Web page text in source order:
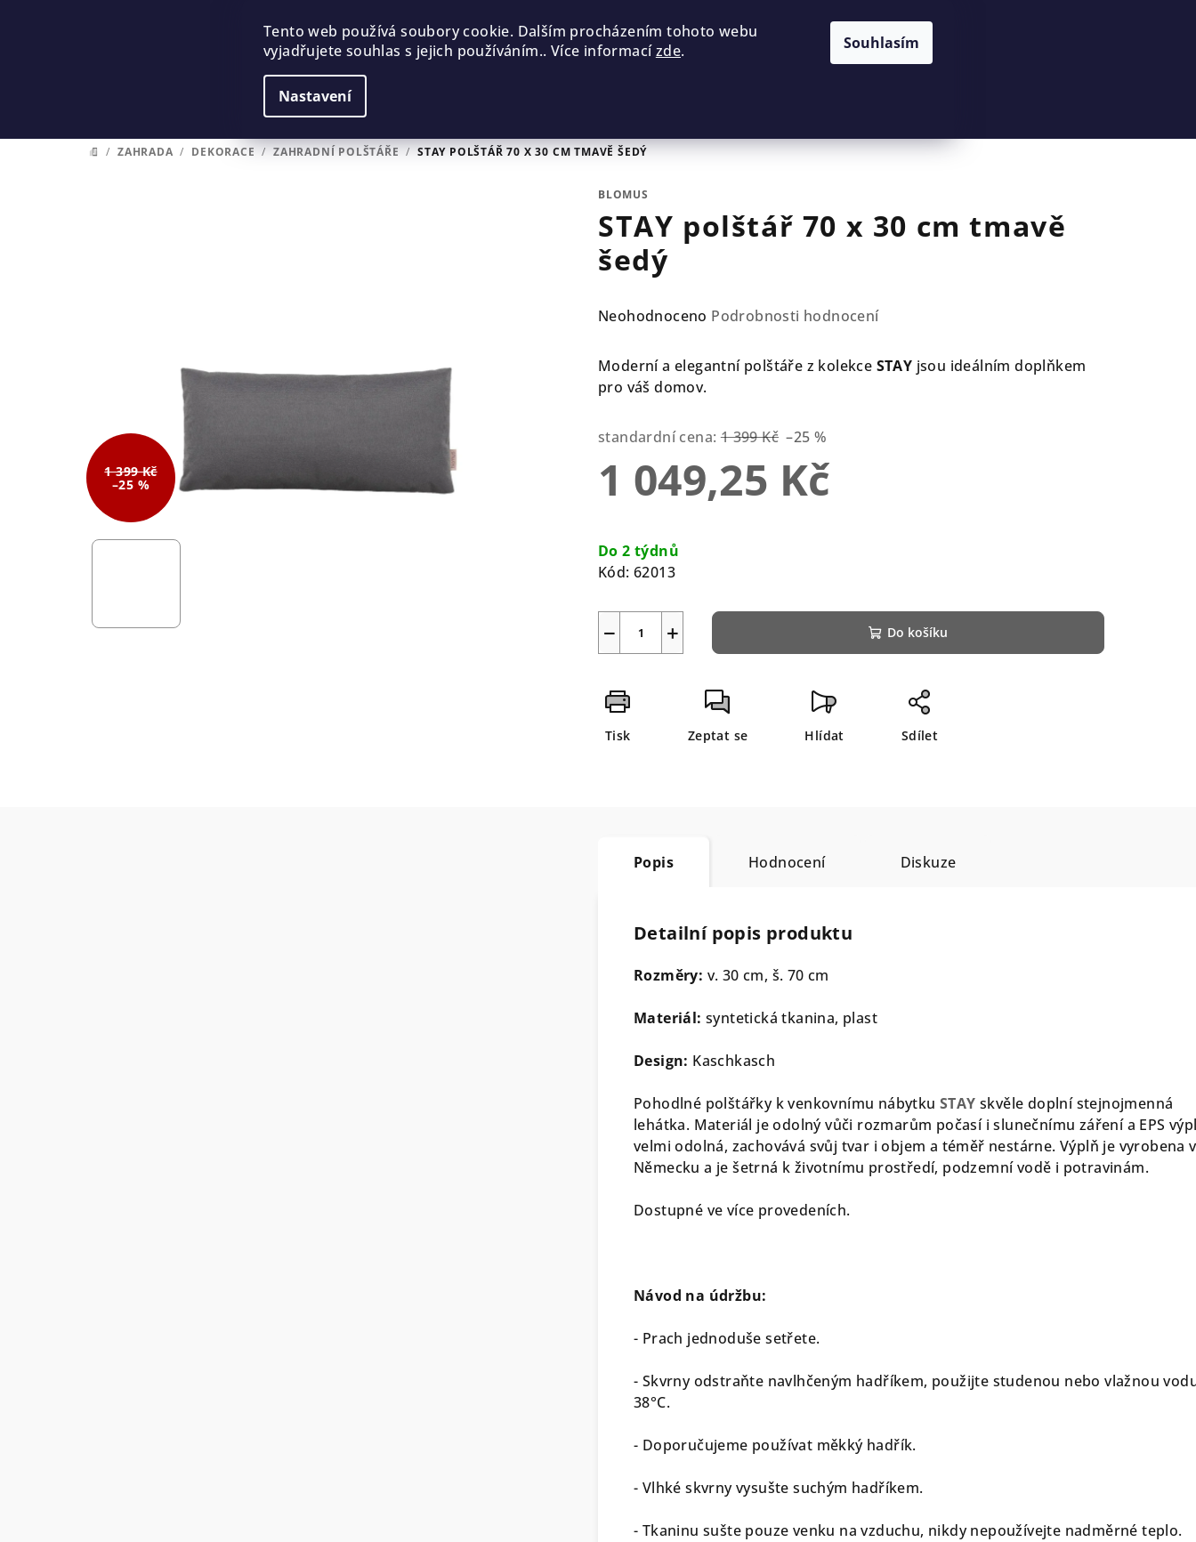
Tento web používá soubory cookie. Dalším procházením tohoto webu
vyjadřujete souhlas s jejich používáním.. Více informacízde.
Nastavení
Souhlasím
DOMŮ
/ ZAHRADA / DEKORACE / ZAHRADNÍ POLŠTÁŘE / STAY POLŠTÁŘ 70 X 30 CM TMAVĚ ŠEDÝ
BLOMUS
STAY polštář 70 x 30 cm tmavě
šedý
Průměrné
produktu
0,0
5
hvězdiček.
Neohodnoceno Podrobnosti hodnocení
Moderní a elegantní polštáře z kolekce STAY jsou ideálním doplňkem
pro váš domov.
standardní cena: 1 399 Kč –25 %
1 049,25 Kč
cena:
Do 2 týdnů
Kód: 62013
+
− Do košíku
Tisk Zeptat se Hlídat Sdílet
1 399 Kč
–25 %
Popis Hodnocení Diskuze
Detailní popis produktu
Rozměry: v. 30 cm, š. 70 cm
Materiál: syntetická tkanina, plast
Design: Kaschkasch
Pohodlné polštářky k venkovnímu nábytku STAY skvěle doplní stejnojmenná
lehátka. Materiál je odolný vůči rozmarům počasí i slunečnímu záření a EPS
velmi odolná, zachovává svůj tvar i objem a téměř nestárne. Výplň je vyrobena v
Německu a je šetrná k životnímu prostředí, podzemní vodě i potravinám.
Dostupné ve více provedeních.
Návod na údržbu:
- Prach jednoduše setřete.
- Skvrny odstraňte navlhčeným hadříkem, použijte studenou nebo vlažnou
38°C.
- Doporučujeme používat měkký hadřík.
- Vlhké skvrny vysušte suchým hadříkem.
- Tkaninu sušte pouze venku na vzduchu, nikdy nepoužívejte nadměrné teplo.